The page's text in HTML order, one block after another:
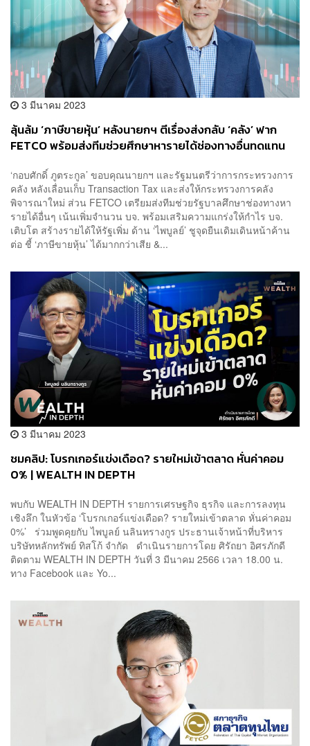
3 มีนาคม 2023
ลุ้นล้ม ‘ภาษีขายหุ้น’ หลังนายกฯ ตีเรื่องส่งกลับ ‘คลัง’ ฟาก
FETCO พร้อมส่งทีมช่วยศึกษาหารายได้ช่องทางอื่นทดแทน
‘กอบศักดิ์ ภูตระกูล’ ขอบคุณนายกฯ และรัฐมนตรีว่าการกระทรวงการ
คลัง หลังเลื่อนเก็บ Transaction Tax และส่งให้กระทรวงการคลัง
พิจารณาใหม่ ส่วน FETCO เตรียมส่งทีมช่วยรัฐบาลศึกษาช่องทางหา
รายได้อื่นๆ เน้นเพิ่มจำนวน บจ. พร้อมเสริมความแกร่งให้กำไร บจ.
เติบโต สร้างรายได้ให้รัฐเพิ่ม ด้าน ‘ไพบูลย์’ ชูจุดยืนเดิมเดินหน้าค้าน
ต่อ ชี้ ‘ภาษีขายหุ้น’ ได้มากกว่าเสีย &...
3 มีนาคม 2023
ชมคลิป: โบรกเกอร์แข่งเดือด? รายใหม่เข้าตลาด หั่นค่าคอม
0% | WEALTH IN DEPTH
พบกับ WEALTH IN DEPTH รายการเศรษฐกิจ ธุรกิจ และการลงทุน
เชิงลึก ในหัวข้อ ‘โบรกเกอร์แข่งเดือด? รายใหม่เข้าตลาด หั่นค่าคอม
0%’ ร่วมพูดคุยกับ ไพบูลย์ นลินทรางกูร ประธานเจ้าหน้าที่บริหาร
บริษัทหลักทรัพย์ ทิสโก้ จำกัด ดำเนินรายการโดย ศิรัถยา อิศรภักดี
ติดตาม WEALTH IN DEPTH วันที่ 3 มีนาคม 2566 เวลา 18.00 น.
ทาง Facebook และ Yo...